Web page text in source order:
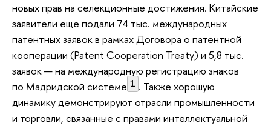
новых прав на селекционные достижения. Китайские
заявители еще подали 74 тыс. международных
патентных заявок в рамках Договора о патентной
кооперации (Patent Cooperation Treaty) и 5,8 тыс.
заявок — на международную регистрацию знаков
по Мадридской системе 1 . Также хорошую
динамику демонстрируют отрасли промышленности
и торговли, связанные с правами интеллектуальной